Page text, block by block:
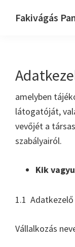
Fakivágás
amelyben
látogatóját,
vevőjét a
szabályairól.
Kik
1.1
Vállalkozás